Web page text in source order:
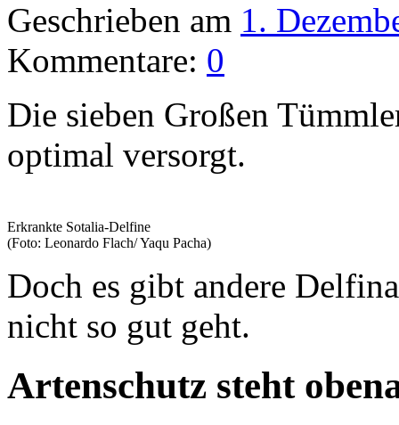
Geschrieben am 1.
Kommentare: 0
Die sieben Großen
optimal versorgt.
Erkrankte Sotalia-Delfine
(Foto: Leonardo Flach/ Yaqu Pacha)
Doch es gibt andere
nicht so gut geht.
Artenschutz steht